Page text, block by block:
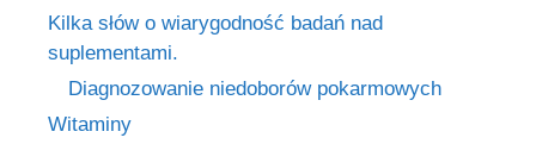
Kilka słów o wiarygodność badań nad
suplementami.
Diagnozowanie niedoborów pokarmowych
Witaminy